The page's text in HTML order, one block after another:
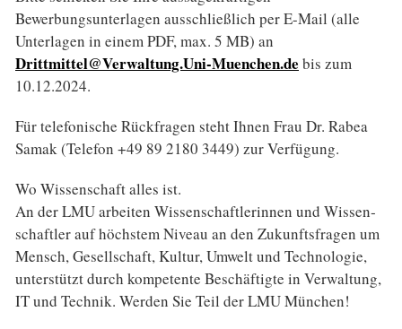
Bewerbungsunterlagen ausschließlich per E-Mail (alle
Unterlagen in einem PDF, max. 5 MB) an
Drittmittel@Verwaltung.Uni-Muenchen.de bis zum
10.12.2024.
Für telefonische Rückfragen steht Ihnen Frau Dr. Rabea
Samak (Telefon +49 89 2180 3449) zur Verfügung.
Wo Wissenschaft alles ist.
An der LMU arbeiten Wissen­schaftler­innen und Wissen­
schaftler auf höchstem Niveau an den Zukunfts­fragen um
Mensch, Gesell­schaft, Kultur, Umwelt und Technologie,
unter­stützt durch kompetente Beschäf­tigte in Verwaltung,
IT und Technik. Werden Sie Teil der LMU München!